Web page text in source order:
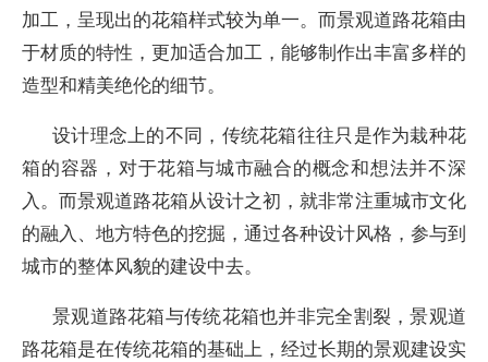
加工，呈现出的花箱样式较为单一。而景观道路花箱由
于材质的特性，更加适合加工，能够制作出丰富多样的
造型和精美绝伦的细节。
设计理念上的不同，传统花箱往往只是作为栽种花
箱的容器，对于花箱与城市融合的概念和想法并不深
入。而景观道路花箱从设计之初，就非常注重城市文化
的融入、地方特色的挖掘，通过各种设计风格，参与到
城市的整体风貌的建设中去。
景观道路花箱与传统花箱也并非完全割裂，景观道
路花箱是在传统花箱的基础上，经过长期的景观建设实